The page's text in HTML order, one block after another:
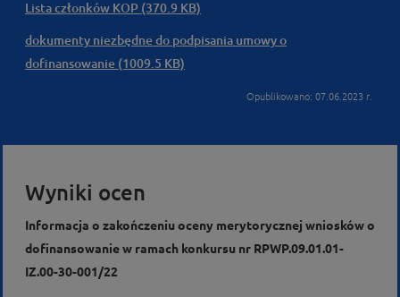
Lista członków KOP (370.9 KB)
dokumenty niezbędne do podpisania umowy o
dofinansowanie (1009.5 KB)
Opublikowano: 07.06.2023 r.
Wyniki ocen
Informacja o zakończeniu oceny merytorycznej wniosków o
dofinansowanie w ramach konkursu nr RPWP.09.01.01-
IZ.00-30-001/22